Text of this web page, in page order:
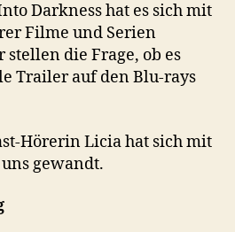
Darkness hat es sich mit
Filme und Serien
die Frage, ob es
Trailer auf den Blu-rays
Hörerin Licia hat sich mit
gewandt.